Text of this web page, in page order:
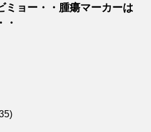
ミョー・・腫瘍マーカーは
・